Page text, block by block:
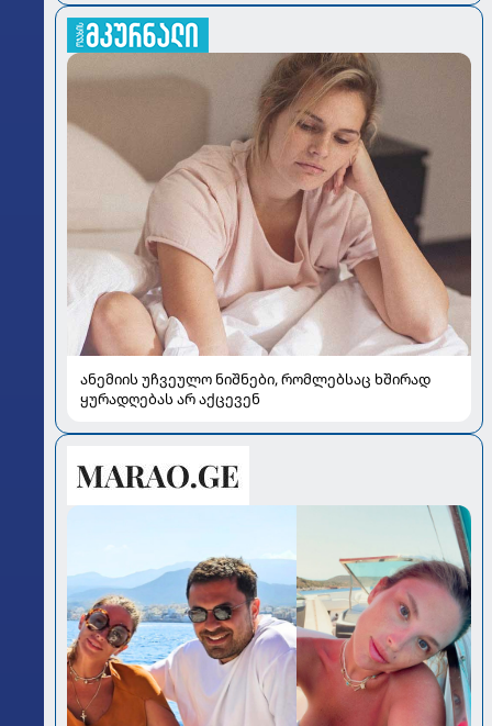
ანემიის უჩვეულო ნიშნები, რომლებსაც ხშირად
ყურადღებას არ აქცევენ